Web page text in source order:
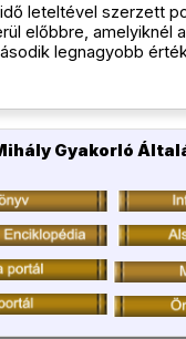
leteltével szerzett
előbbre, amelyiknél
legnagyobb
Gyakorló